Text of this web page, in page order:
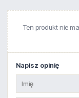
Ten produkt nie
Napisz opinię